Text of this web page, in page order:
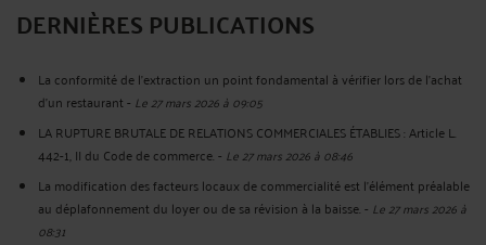
DERNIÈRES PUBLICATIONS
La conformité de l'extraction un point fondamental à vérifier lors de l'achat
d'un restaurant- Le 27 mars 2026 à 09:05
LA RUPTURE BRUTALE DE RELATIONS COMMERCIALES ÉTABLIES : Article L.
442-1, II du Code de commerce.- Le 27 mars 2026 à 08:46
La modification des facteurs locaux de commercialité est l’élément préalable
au déplafonnement du loyer ou de sa révision à la baisse.- Le 27 mars 2026 à
08:31